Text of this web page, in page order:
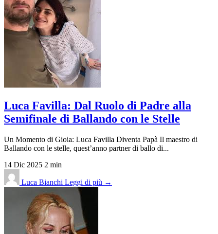
Luca Favilla: Dal Ruolo di Padre alla
Semifinale di Ballando con le Stelle
Un Momento di Gioia: Luca Favilla Diventa Papà Il maestro di
Ballando con le stelle, quest’anno partner di ballo di...
14 Dic 2025 2 min
Luca Bianchi Leggi di più →